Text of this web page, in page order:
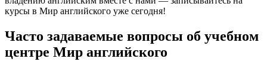
курсы в Мир английского уже сегодня!
Часто задаваемые вопросы об учебном
центре Мир английского